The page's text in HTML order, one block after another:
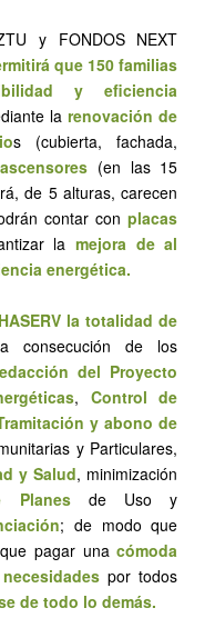
y FONDOS NEXT
que 150 familias
y eficiencia
larenovación de
s (cubierta, fachada,
(en las 15
de 5 alturas, carecen
contar conplacas
lamejora de al
energética.
la totalidad de
de los
del Proyecto
, Control de
y abono de
y Particulares,
y Salud, minimización
Planesde Uso y
; de modo que
pagar unacómoda
necesidadespor todos
de todo lo demás.